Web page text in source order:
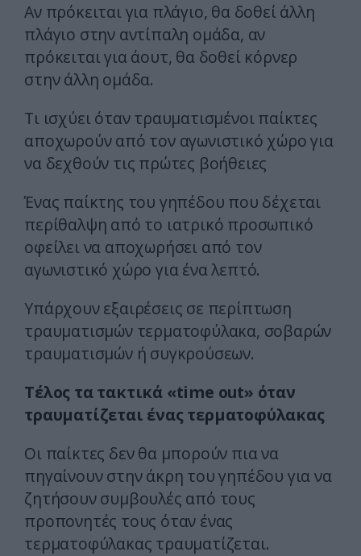
Αν πρόκειται για πλάγιο, θα δοθεί άλλη
πλάγιο στην αντίπαλη ομάδα, αν
πρόκειται για άουτ, θα δοθεί κόρνερ
στην άλλη ομάδα.
Τι ισχύει όταν τραυματισμένοι παίκτες
αποχωρούν από τον αγωνιστικό χώρο για
να δεχθούν τις πρώτες βοήθειες
Ένας παίκτης του γηπέδου που δέχεται
περίθαλψη από το ιατρικό προσωπικό
οφείλει να αποχωρήσει από τον
αγωνιστικό χώρο για ένα λεπτό.
Υπάρχουν εξαιρέσεις σε περίπτωση
τραυματισμών τερματοφύλακα, σοβαρών
τραυματισμών ή συγκρούσεων.
Τέλος τα τακτικά «time out» όταν
τραυματίζεται ένας τερματοφύλακας
Οι παίκτες δεν θα μπορούν πια να
πηγαίνουν στην άκρη του γηπέδου για να
ζητήσουν συμβουλές από τους
προπονητές τους όταν ένας
τερματοφύλακας τραυματίζεται.